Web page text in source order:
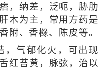
，纳差，泛呃，胁肋
木为主，常用方药是
附、香橼、陈皮等。
气郁化火，可出现
红苔黄，脉弦，治以